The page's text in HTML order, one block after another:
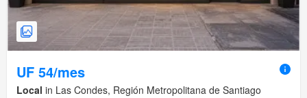
UF 54/mes
Local in Las Condes, Región Metropolitana de Santiago